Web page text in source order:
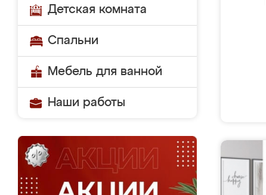
Детская комната
Спальни
Мебель для ванной
Наши работы